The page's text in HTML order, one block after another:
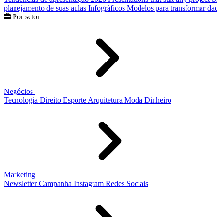
planejamento de suas aulas Infográficos Modelos para transformar
Por setor
Negócios
Tecnologia Direito Esporte Arquitetura Moda Dinheiro
Marketing
Newsletter Campanha Instagram Redes Sociais